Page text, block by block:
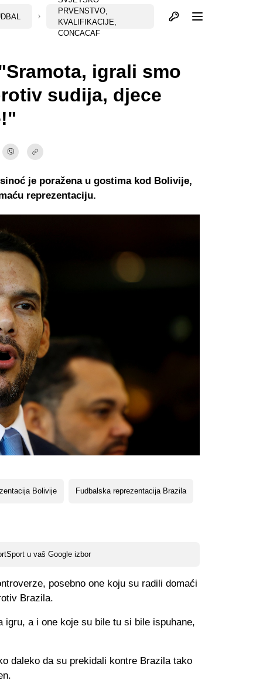
PRVENSTVO,
KVALIFIKACIJE,
CONCACAF
Otvori profil
igrali smo
sudija, djece
Bolivije Fudbalska reprezentacija Brazila
u vaš Google izbor
je poražena u gostima kod Bolivije,
reprezentaciju.
posebno one koju su radili domaći
Brazila.
igru, a i one koje su bile tu si bile ispuhane,
daleko da su prekidali kontre Brazila tako